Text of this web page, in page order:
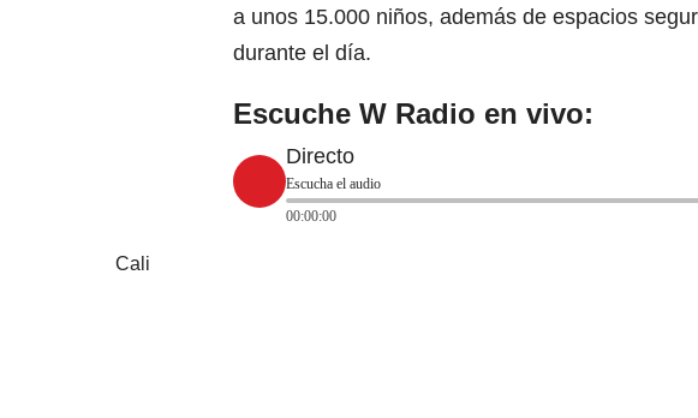
a unos 15.000 niños, además de espacios
durante el día.
Escuche W Radio en vivo:
Directo
Escucha el audio
00:00:00
Cali